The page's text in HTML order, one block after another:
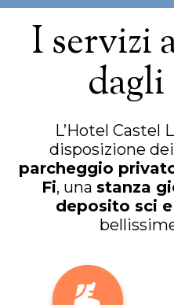
I servizi
L’Hotel Castel
disposizione
parcheggio
Fi, una stanza
deposito sci